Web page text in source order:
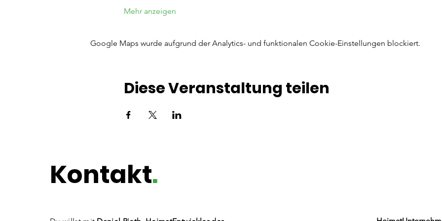
Mehr anzeigen
Google Maps wurde aufgrund der Analytics- und funktionalen Cookie-Einstellungen blockiert.
Diese Veranstaltung teilen
Kontakt.